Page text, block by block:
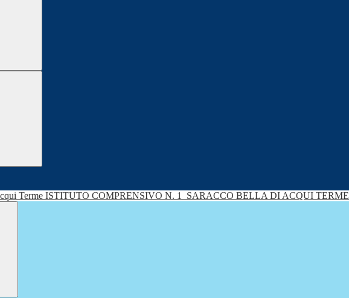
ISTITUTO COMPRENSIVO N. 1 SARACCO BELLA DI ACQUI TERME